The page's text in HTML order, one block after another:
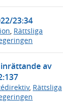
23:34
Rättsliga
av
, Rättsliga